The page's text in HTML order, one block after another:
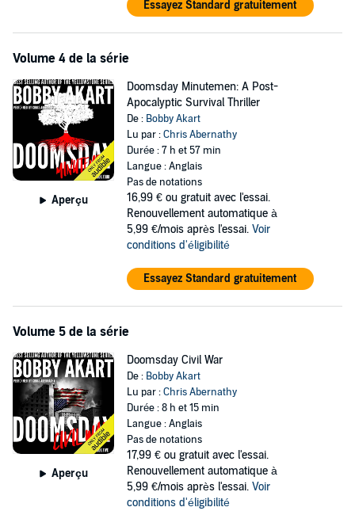
Essayez Standard gratuitement
Volume 4 de la série
Aperçu
Doomsday Minutemen: A Post-
Apocalyptic Survival Thriller
De : Bobby Akart
Lu par :Chris Abernathy
Durée : 7 h et 57 min
Langue : Anglais
Pas de notations
16,99 € ou gratuit avec l'essai.
Renouvellement automatique à
5,99 €/mois après l'essai. Voir
conditions d'éligibilité
Essayez Standard gratuitement
Volume 5 de la série
Aperçu
Doomsday Civil War
De : Bobby Akart
Lu par :Chris Abernathy
Durée : 8 h et 15 min
Langue : Anglais
Pas de notations
17,99 € ou gratuit avec l'essai.
Renouvellement automatique à
5,99 €/mois après l'essai. Voir
conditions d'éligibilité